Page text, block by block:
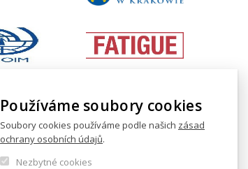
Používáme soubory cookies
Soubory cookies používáme podle našich zásad
ochrany osobních údajů.
Nezbytné cookies